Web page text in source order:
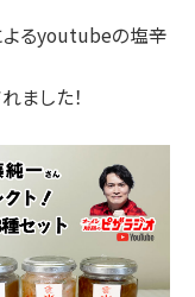
よるyoutubeの塩辛
ました！